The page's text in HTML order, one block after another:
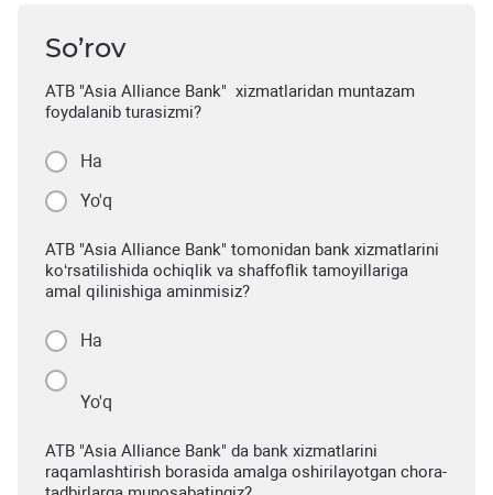
So’rov
ATB "Asia Alliance Bank" xizmatlaridan muntazam
foydalanib turasizmi?
Ha
Yo'q
ATB "Asia Alliance Bank" tomonidan bank xizmatlarini
ko‘rsatilishida ochiqlik va shaffoflik tamoyillariga
amal qilinishiga aminmisiz?
Ha
Yo'q
ATB "Asia Alliance Bank" da bank xizmatlarini
raqamlashtirish borasida amalga oshirilayotgan chora-